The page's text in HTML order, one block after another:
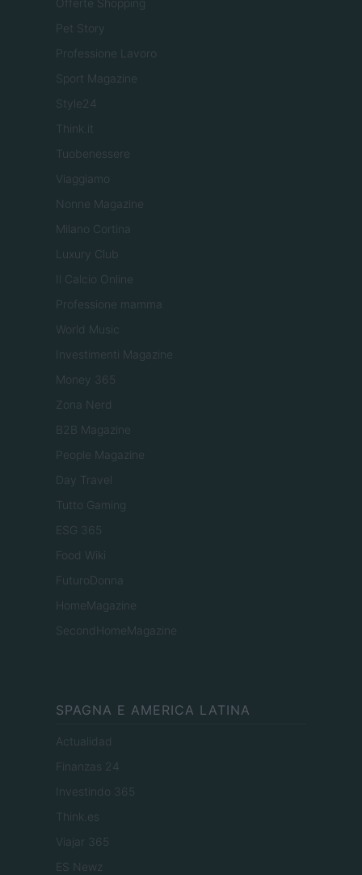
Offerte Shopping
Pet Story
Professione Lavoro
Sport Magazine
Style24
Think.it
Tuobenessere
Viaggiamo
Nonne Magazine
Milano Cortina
Luxury Club
Il Calcio Online
Professione mamma
World Music
Investimenti Magazine
Money 365
Zona Nerd
B2B Magazine
People Magazine
Day Travel
Tutto Gaming
ESG 365
Food Wiki
FuturoDonna
HomeMagazine
SecondHomeMagazine
SPAGNA E AMERICA LATINA
Actualidad
Finanzas 24
Investindo 365
Think.es
Viajar 365
ES Newz